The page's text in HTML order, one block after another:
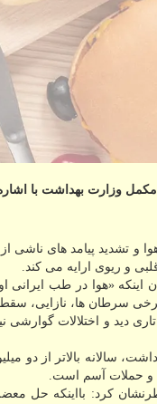
وزارت بهداشت با
و تشدید پیامد های ناشی
و ریوی ارایه می کند.
«هوا در طب ایرانی
سرطان ها، نازایی،
دید و اختلالات گوارشی
سالانه بالاتر از دو
و حملات آسم است.
کرد: بااینکه حل معضل